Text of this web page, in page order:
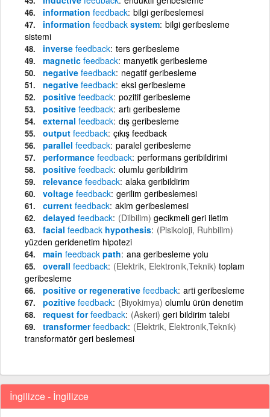
information feedback bilgi geribeslemesi
information feedback system bilgi geribesleme
sistemi
inverse feedback ters geribesleme
magnetic feedback manyetik geribesleme
negative feedback negatif geribesleme
negative feedback eksi geribesleme
positive feedback pozitif geribesleme
positive feedback artı geribesleme
external feedback dış geribesleme
output feedback çıkış feedback
parallel feedback paralel geribesleme
performance feedback performans geribildirimi
positive feedback olumlu geribildirim
relevance feedback alaka geribildirim
voltage feedback gerilim geribeslemesi
current feedback akim geribeslemesi
delayed feedback (Dilbilim) gecikmeli geri iletim
facial feedback hypothesis (Pisikoloji, Ruhbilim)
yüzden geridenetim hipotezi
main feedback path ana geribesleme yolu
overall feedback (Elektrik, Elektronik,Teknik) toplam
geribesleme
positive or regenerative feedback arti geribesleme
pozitive feedback (Biyokimya) olumlu ürün denetim
request forfeedback (Askeri) geri bildirim talebi
transformerfeedback (Elektrik, Elektronik,Teknik)
transformatör geri beslemesi
İngilizce - İngilizce